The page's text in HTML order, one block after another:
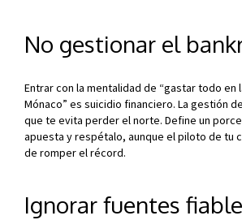
No gestionar el
Entrar con la mentalidad de “gastar todo en
Mónaco” es suicidio financiero. La gestión
que te evita perder el norte. Define un
apuesta y respétalo, aunque el piloto de tu
de romper el récord.
Ignorar fuentes